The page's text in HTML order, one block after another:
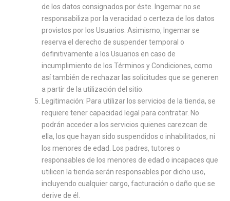
de los datos consignados por éste. Ingemar no se
responsabiliza por la veracidad o certeza de los datos
provistos por los Usuarios. Asimismo, Ingemar se
reserva el derecho de suspender temporal o
definitivamente a los Usuarios en caso de
incumplimiento de los Términos y Condiciones, como
así también de rechazar las solicitudes que se generen
a partir de la utilización del sitio.
Legitimación: Para utilizar los servicios de la tienda, se
requiere tener capacidad legal para contratar. No
podrán acceder a los servicios quienes carezcan de
ella, los que hayan sido suspendidos o inhabilitados, ni
los menores de edad. Los padres, tutores o
responsables de los menores de edad o incapaces que
utilicen la tienda serán responsables por dicho uso,
incluyendo cualquier cargo, facturación o daño que se
derive de él.